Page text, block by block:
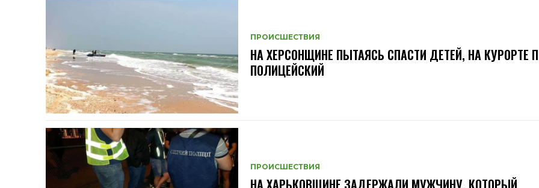
ПРОИСШЕСТВИЯ
НА ХЕРСОНЩИНЕ ПЫТАЯСЬ СПАСТИ ДЕТЕЙ, НА КУРОРТЕ
ПОЛИЦЕЙСКИЙ
ПРОИСШЕСТВИЯ
НА ХАРЬКОВЩИНЕ ЗАДЕРЖАЛИ МУЖЧИНУ, КОТОРЫЙ